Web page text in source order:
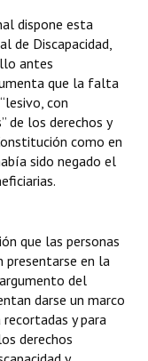
dispone esta
de Discapacidad,
antes
que la falta
con
de los derechos y
como en
sido negado el
que las personas
presentarse en la
del
darse un marco
y para
derechos